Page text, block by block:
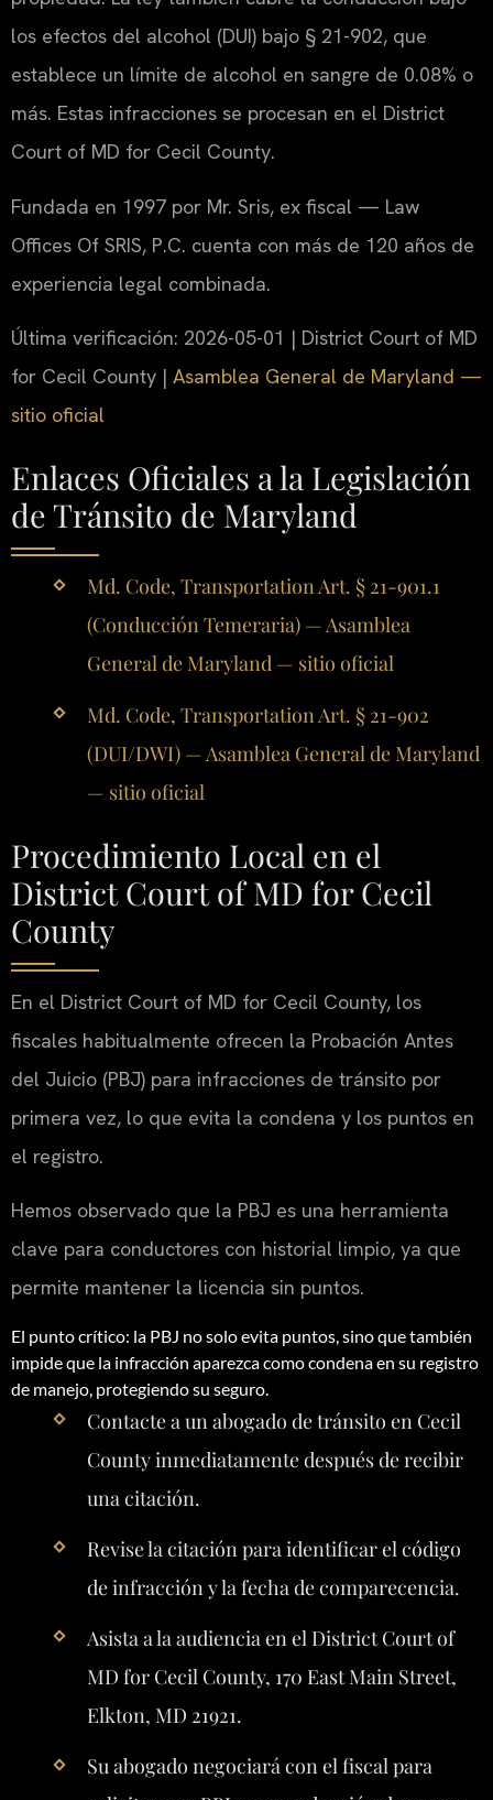
los efectos del alcohol (DUI) bajo § 21-902, que
establece un límite de alcohol en sangre de 0.08% o
más. Estas infracciones se procesan en el District
Court of MD for Cecil County.
Fundada en 1997 por Mr. Sris, ex fiscal — Law
Offices Of SRIS, P.C. cuenta con más de 120 años de
experiencia legal combinada.
Última verificación: 2026-05-01 | District Court of MD
for Cecil County | Asamblea General de Maryland —
sitio oficial
Enlaces Oficiales a la Legislación
de Tránsito de Maryland
Md. Code, Transportation Art. § 21-901.1
(Conducción Temeraria) — Asamblea
General de Maryland — sitio oficial
Md. Code, Transportation Art. § 21-902
(DUI/DWI) — Asamblea General de Maryland
— sitio oficial
Procedimiento Local en el
District Court of MD for Cecil
County
En el District Court of MD for Cecil County, los
fiscales habitualmente ofrecen la Probación Antes
del Juicio (PBJ) para infracciones de tránsito por
primera vez, lo que evita la condena y los puntos en
el registro.
Hemos observado que la PBJ es una herramienta
clave para conductores con historial limpio, ya que
permite mantener la licencia sin puntos.
El punto crítico: la PBJ no solo evita puntos, sino que también
impide que la infracción aparezca como condena en su registro
de manejo, protegiendo su seguro.
Contacte a un abogado de tránsito en Cecil
County inmediatamente después de recibir
una citación.
Revise la citación para identificar el código
de infracción y la fecha de comparecencia.
Asista a la audiencia en el District Court of
MD for Cecil County, 170 East Main Street,
Elkton, MD 21921.
Su abogado negociará con el fiscal para